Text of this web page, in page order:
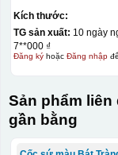
Kích thước:
TG sản xuất: 10 ngày
7**000 ₫
Đăng kýhoặc Đăng nhập
Sản phẩm
gần bằng